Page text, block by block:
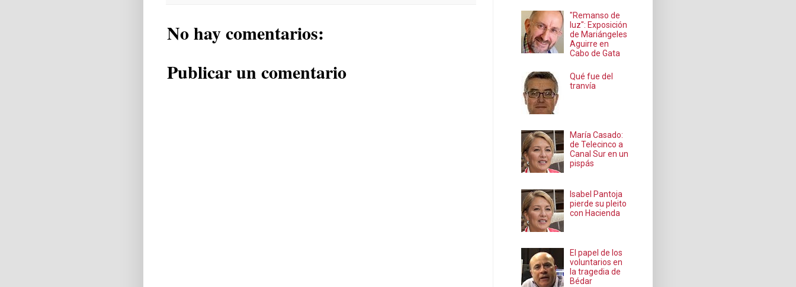
No hay comentarios:
Publicar un comentario
"Remanso de
luz": Exposición
de Mariángeles
Aguirre en
Cabo de Gata
Qué fue del
tranvía
María Casado:
de Telecinco a
Canal Sur en un
pispás
Isabel Pantoja
pierde su pleito
con Hacienda
El papel de los
voluntarios en
la tragedia de
Bédar